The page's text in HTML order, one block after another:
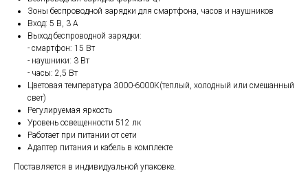
Зоны беспроводной зарядки для смартфона, часов и наушников
Вход: 5 В, 3 A
Выход беспроводной зарядки:
- смартфон: 15 Вт
- наушники: 3 Вт
- часы: 2,5 Вт
Цветовая температура 3000-6000К(теплый, холодный или смешанный
свет)
Регулируемая яркость
Уровень освещенности 512 лк
Работает при питании от сети
Адаптер питания и кабель в комплекте
Поставляется в индивидуальной упаковке.